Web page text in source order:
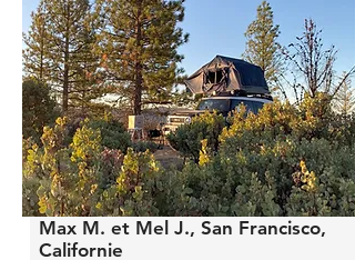
Max M. et Mel J., San Francisco,
Californie